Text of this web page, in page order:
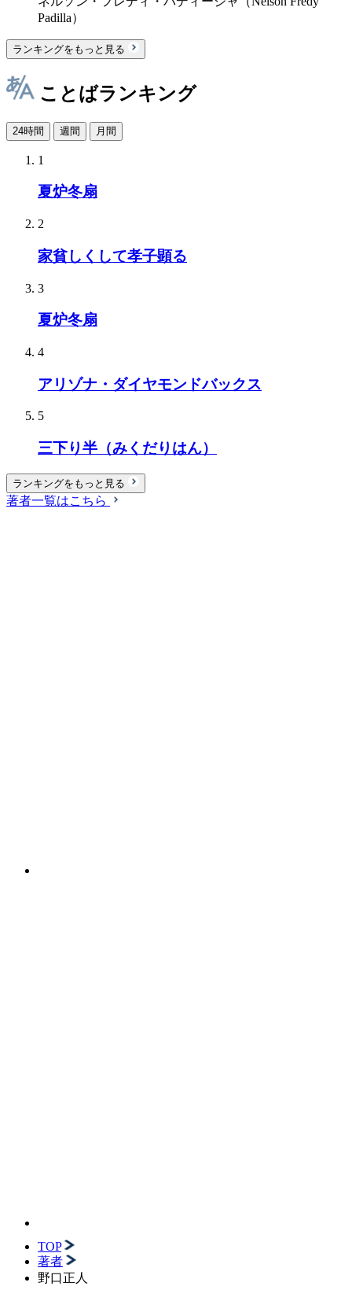
Padilla）
ランキングをもっと見る
ことばランキング
24時間 週間 月間
1
夏炉冬扇
2
家貧しくして孝子顕る
3
夏炉冬扇
4
アリゾナ・ダイヤモンドバックス
5
三下り半（みくだりはん）
ランキングをもっと見る
著者一覧はこちら
TOP
著者
野口正人